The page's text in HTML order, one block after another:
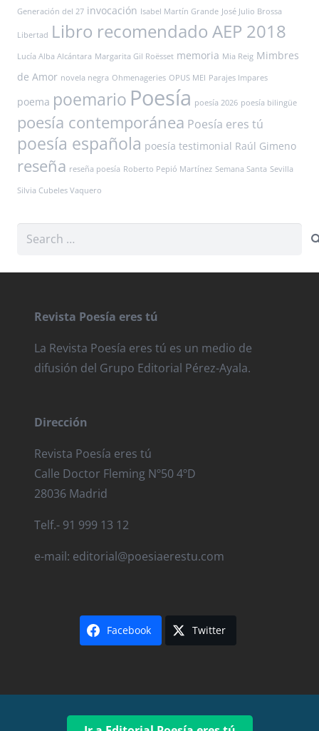
Generación del 27 invocación Isabel Martín Grande José Julio Brossa
Libertad Libro recomendado AEP 2018
Lucía Alba Alcántara Margarita Gil Roësset memoria Mia Reig Mimbres
de Amor novela negra Ohmenageries OPUS MEI Parajes Impares
poema poemario Poesía poesía 2026 poesía bilingüe
poesía contemporánea Poesía eres tú
poesía española poesía testimonial Raúl Gimeno
reseña reseña poesía Roberto Pepió Martínez Semana Santa Sevilla
Silvia Cubeles Vaquero
Search
Revista Poesía eres tú
La Revista Poesía eres tú es un medio de
difusión del Grupo Editorial Pérez-Ayala.
Dirección
Revista Poesía eres tú
Calle Doctor Fleming Nº50 4ºD
28036 Madrid
Telf.- 91 999 13 12
e-mail: editorial@poesiaerestu.com
Facebook Twitter